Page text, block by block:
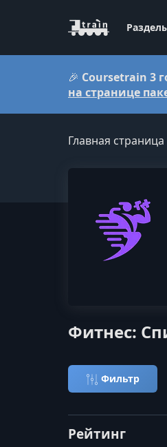
🎉 Coursetrain 3
на странице
Главная страница
Фитнес:
Фильтр
Рейтинг